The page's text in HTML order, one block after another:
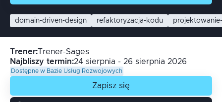
domain-driven-design refaktoryzacja-kodu
Trener:Trener-Sages
Najbliszy termin:24 sierpnia - 26 sierpnia 2026
Dostępne w Bazie Usług Rozwojowych
Zapisz się